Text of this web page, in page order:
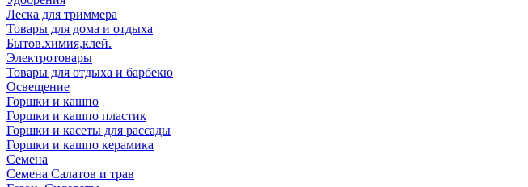
Леска для триммера
Товары для дома и отдыха
Бытов.химия,клей.
Электротовары
Товары для отдыха и барбекю
Освещение
Горшки и кашпо
Горшки и кашпо пластик
Горшки и касеты для рассады
Горшки и кашпо керамика
Семена
Семена Салатов и трав